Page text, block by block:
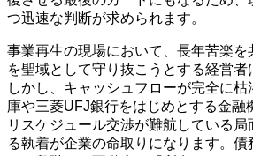
つ迅速な判断が求められます。
事業再生の現場において、長年苦楽
を聖域として守り抜こうとする経営者
しかし、キャッシュフローが完全に
庫や三菱UFJ銀行をはじめとする金融
リスケジュール交渉が難航している
る執着が企業の命取りになります。